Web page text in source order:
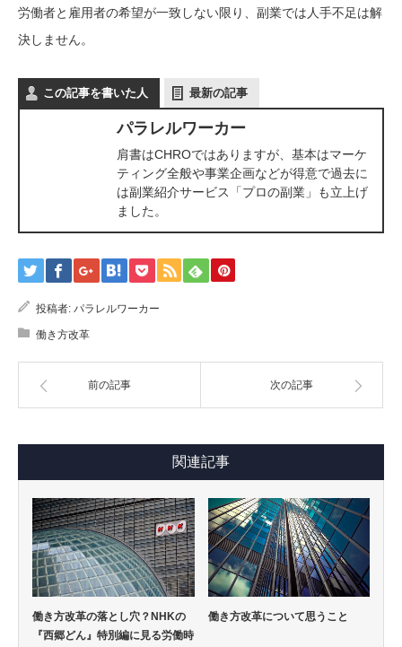
労働者と雇用者の希望が一致しない限り、副業では人手不足は解
決しません。
この記事を書いた人 最新の記事
パラレルワーカー
肩書はCHROではありますが、基本はマーケ
ティング全般や事業企画などが得意で過去に
は副業紹介サービス「プロの副業」も立上げ
ました。
投稿者: パラレルワーカー
働き方改革
前の記事 次の記事
関連記事
働き方改革の落とし穴？NHKの
『西郷どん』特別編に見る労働時
働き方改革について思うこと